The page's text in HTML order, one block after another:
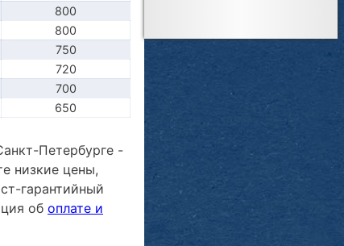
800
800
750
720
700
650
Петербурге -
низкие цены,
гарантийный
об оплате и